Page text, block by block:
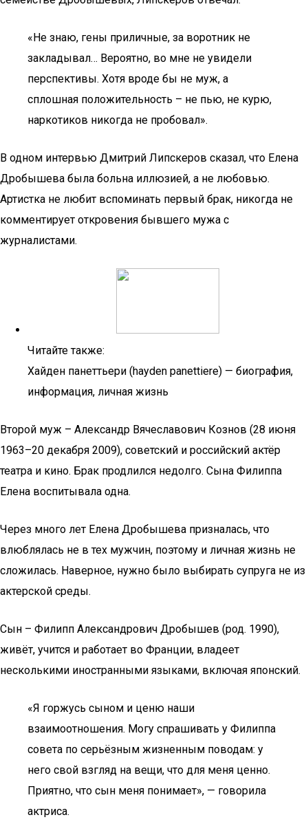
«Не знаю, гены приличные, за воротник не
закладывал… Вероятно, во мне не увидели
перспективы. Хотя вроде бы не муж, а
сплошная положительность – не пью, не курю,
наркотиков никогда не пробовал».
В одном интервью Дмитрий Липскеров сказал, что Елена
Дробышева была больна иллюзией, а не любовью.
Артистка не любит вспоминать первый брак, никогда не
комментирует откровения бывшего мужа с
журналистами.
Читайте также:
Хайден панеттьери (hayden panettiere) — биография,
информация, личная жизнь
Второй муж – Александр Вячеславович Кознов (28 июня
1963–20 декабря 2009), советский и российский актёр
театра и кино. Брак продлился недолго. Сына Филиппа
Елена воспитывала одна.
Через много лет Елена Дробышева призналась, что
влюблялась не в тех мужчин, поэтому и личная жизнь не
сложилась. Наверное, нужно было выбирать супруга не из
актерской среды.
Сын – Филипп Александрович Дробышев (род. 1990),
живёт, учится и работает во Франции, владеет
несколькими иностранными языками, включая японский.
«Я горжусь сыном и ценю наши
взаимоотношения. Могу спрашивать у Филиппа
совета по серьёзным жизненным поводам: у
него свой взгляд на вещи, что для меня ценно.
Приятно, что сын меня понимает», — говорила
актриса.